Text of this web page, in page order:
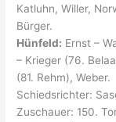
Katluhn, Willer,
Bürger.
Hünfeld: Ernst –
– Krieger (76.
(81. Rehm), Weber.
Schiedsrichter:
Zuschauer: 150.